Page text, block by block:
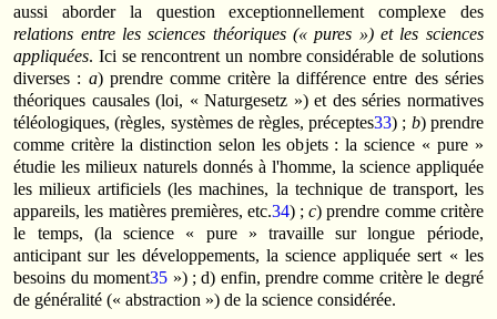
aussi aborder la question exceptionnellement complexe des
relations entre les sciences théoriques (« pures ») et les sciences
appliquées. Ici se rencontrent un nombre considérable de solutions
diverses : a) prendre comme critère la différence entre des séries
théoriques causales (loi, « Naturgesetz ») et des séries normatives
téléologiques, (règles, systèmes de règles, préceptes33) ; b) prendre
comme critère la distinction selon les objets : la science « pure »
étudie les milieux naturels donnés à l'homme, la science appliquée
les milieux artificiels (les machines, la technique de transport, les
appareils, les matières premières, etc.34) ;c) prendre comme critère
le temps, (la science « pure » travaille sur longue période,
anticipant sur les développements, la science appliquée sert « les
besoins du moment35 ») ; d) enfin, prendre comme critère le degré
de généralité (« abstraction ») de la science considérée.